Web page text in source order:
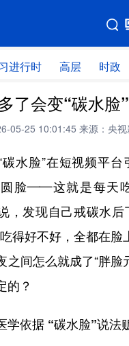
进行时 高层 时政
网站地图
高层 时政
财经 网评
思客智库 全球连线
科创 量子
书画 健康
乡村振兴 银龄
了会变“碳水脸
05-25 10:01:45 来源：央
脸”在短视频平台
脸——这就是每天
，发现自己戒碳水后
得好不好，全都在脸
之间怎么就成了“胖脸
的？
依据 “碳水脸”说法